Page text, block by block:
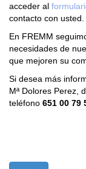
acceder al
contacto con usted.
En FREMM
necesidades de
que mejoren su
Si desea más
Mª Dolores Perez,
teléfono 651 00 79